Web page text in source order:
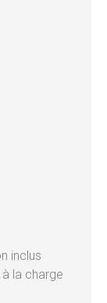
inclus
la charge